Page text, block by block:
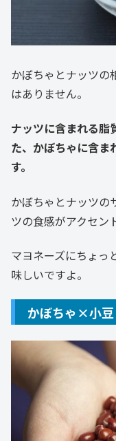
かぼちゃとナッツの
はありません。
ナッツに含まれる脂
た、かぼちゃに含ま
す。
かぼちゃとナッツの
ツの食感がアクセン
マヨネーズにちょっ
味しいですよ。
かぼちゃ×小豆